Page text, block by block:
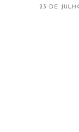
23 DE